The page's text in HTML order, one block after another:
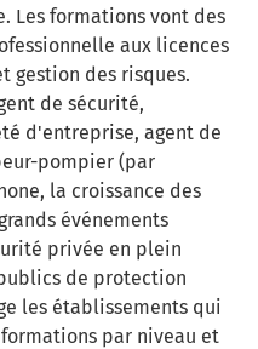
Les formations vont des
aux licences
gestion des risques.
de sécurité,
d'entreprise, agent de
pompier (par
la croissance des
événements
privée en plein
de protection
les établissements qui
par niveau et